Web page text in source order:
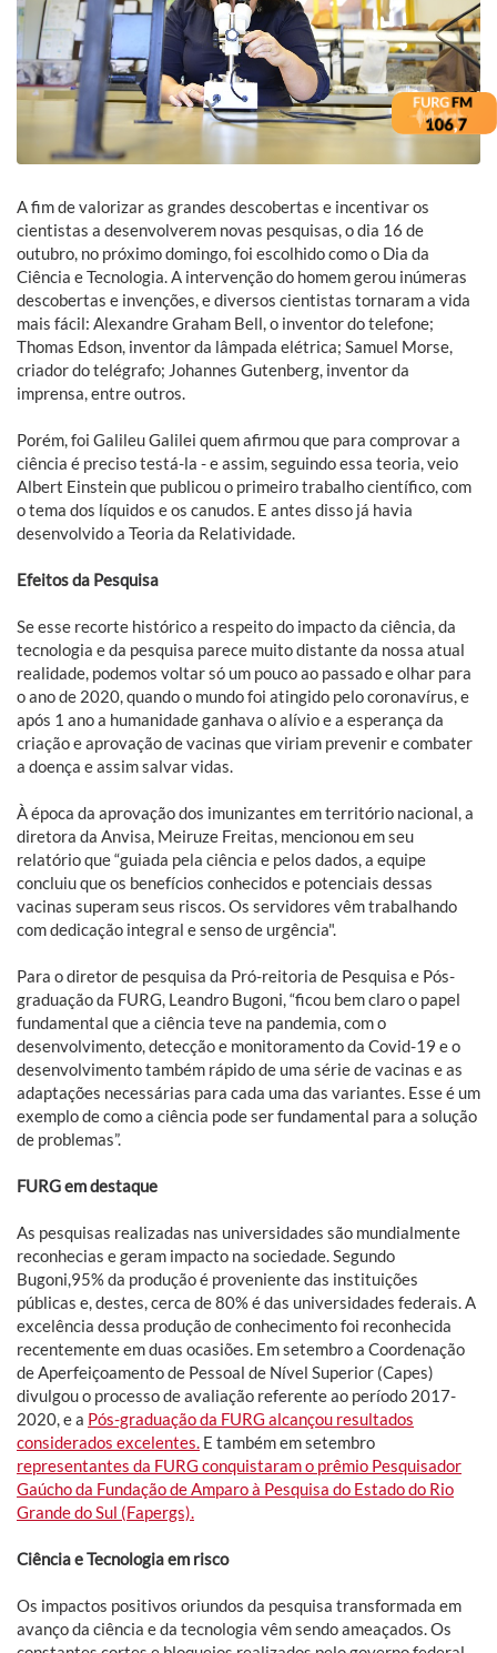
A fim de valorizar as grandes descobertas e incentivar os
cientistas a desenvolverem novas pesquisas, o dia 16 de
outubro, no próximo domingo, foi escolhido como o Dia da
Ciência e Tecnologia. A intervenção do homem gerou inúmeras
descobertas e invenções, e diversos cientistas tornaram a vida
mais fácil: Alexandre Graham Bell, o inventor do telefone;
Thomas Edson, inventor da lâmpada elétrica; Samuel Morse,
criador do telégrafo; Johannes Gutenberg, inventor da
imprensa, entre outros.
Porém, foi Galileu Galilei quem afirmou que para comprovar a
ciência é preciso testá-la - e assim, seguindo essa teoria, veio
Albert Einstein que publicou o primeiro trabalho científico, com
o tema dos líquidos e os canudos. E antes disso já havia
desenvolvido a Teoria da Relatividade.
Efeitos da Pesquisa
Se esse recorte histórico a respeito do impacto da ciência, da
tecnologia e da pesquisa parece muito distante da nossa atual
realidade, podemos voltar só um pouco ao passado e olhar para
o ano de 2020, quando o mundo foi atingido pelo coronavírus, e
após 1 ano a humanidade ganhava o alívio e a esperança da
criação e aprovação de vacinas que viriam prevenir e combater
a doença e assim salvar vidas.
À época da aprovação dos imunizantes em território nacional, a
diretora da Anvisa, Meiruze Freitas, mencionou em seu
relatório que “guiada pela ciência e pelos dados, a equipe
concluiu que os benefícios conhecidos e potenciais dessas
vacinas superam seus riscos. Os servidores vêm trabalhando
com dedicação integral e senso de urgência".
Para o diretor de pesquisa da Pró-reitoria de Pesquisa e Pós-
graduação da FURG, Leandro Bugoni, “ficou bem claro o papel
fundamental que a ciência teve na pandemia, com o
desenvolvimento, detecção e monitoramento da Covid-19 e o
desenvolvimento também rápido de uma série de vacinas e as
adaptações necessárias para cada uma das variantes. Esse é um
exemplo de como a ciência pode ser fundamental para a solução
de problemas”.
FURG em destaque
As pesquisas realizadas nas universidades são mundialmente
reconhecias e geram impacto na sociedade. Segundo
Bugoni,95% da produção é proveniente das instituições
públicas e, destes, cerca de 80% é das universidades federais. A
excelência dessa produção de conhecimento foi reconhecida
recentemente em duas ocasiões. Em setembro a Coordenação
de Aperfeiçoamento de Pessoal de Nível Superior (Capes)
divulgou o processo de avaliação referente ao período 2017-
2020, e a Pós-graduação da FURG alcançou resultados
considerados excelentes. E também em setembro
representantes da FURG conquistaram o prêmio Pesquisador
Gaúcho da Fundação de Amparo à Pesquisa do Estado do Rio
Grande do Sul (Fapergs).
Ciência e Tecnologia em risco
Os impactos positivos oriundos da pesquisa transformada em
avanço da ciência e da tecnologia vêm sendo ameaçados. Os